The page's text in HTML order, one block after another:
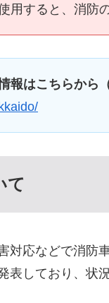
用すると、消防
報はこちらから
て
対応などで消防
表しており、状